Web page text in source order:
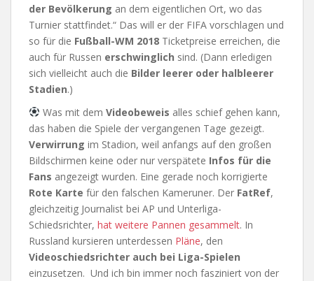
der Bevölkerung an dem eigentlichen Ort, wo das
Turnier stattfindet.“ Das will er der FIFA vorschlagen und
so für die Fußball-WM 2018 Ticketpreise erreichen, die
auch für Russen erschwinglich sind. (Dann erledigen
sich vielleicht auch die Bilder leerer oder halbleerer
Stadien.)
Was mit dem Videobeweis alles schief gehen kann,
das haben die Spiele der vergangenen Tage gezeigt.
Verwirrung im Stadion, weil anfangs auf den großen
Bildschirmen keine oder nur verspätete Infos für die
Fans angezeigt wurden. Eine gerade noch korrigierte
Rote Karte für den falschen Kameruner. Der FatRef,
gleichzeitig Journalist bei AP und Unterliga-
Schiedsrichter, hat weitere Pannen gesammelt. In
Russland kursieren unterdessen Pläne, den
Videoschiedsrichter auch bei Liga-Spielen
einzusetzen. Und ich bin immer noch fasziniert von der